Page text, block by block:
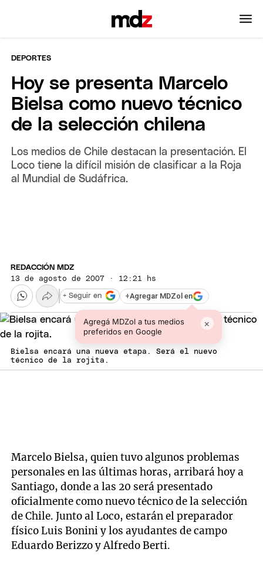
DEPORTES
Hoy se presenta Marcelo
Bielsa como nuevo técnico
de la selección chilena
Los medios de Chile destacan la presentación. El
Loco tiene la difícil misión de clasificar a la Roja
al Mundial de Sudáfrica.
REDACCIÓN MDZ
13 de agosto de 2007 · 12:21 hs
+Agregar MDZol en
Agregá MDZol a tus medios
preferidos en Google
×
+ Seguir en
Bielsa encará una nueva etapa. Será el nuevo
técnico de la rojita.
Marcelo Bielsa, quien tuvo algunos problemas
personales en las últimas horas, arribará hoy a
Santiago, donde a las 20 será presentado
oficialmente como nuevo técnico de la selección
de Chile. Junto al Loco, estarán el preparador
físico Luis Bonini y los ayudantes de campo
Eduardo Berizzo y Alfredo Berti.